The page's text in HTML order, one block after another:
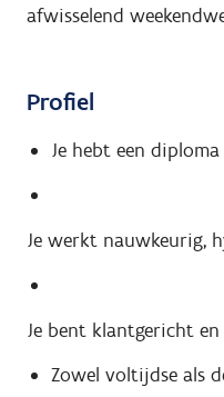
afwisselend
Profiel
Je hebt een
Je werkt nauwkeurig,
Je bent klantgericht
Zowel voltijdse als